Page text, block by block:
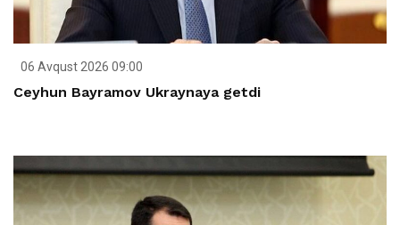
06 Avqust 2026 09:00
Ceyhun Bayramov Ukraynaya getdi